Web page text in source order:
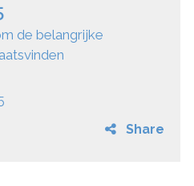
de belangrijke
Share